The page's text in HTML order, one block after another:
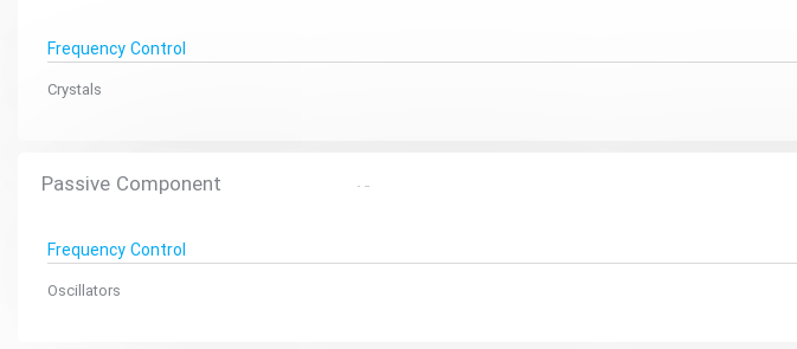
Frequency Control
Crystals
Passive Component
Frequency Control
Oscillators